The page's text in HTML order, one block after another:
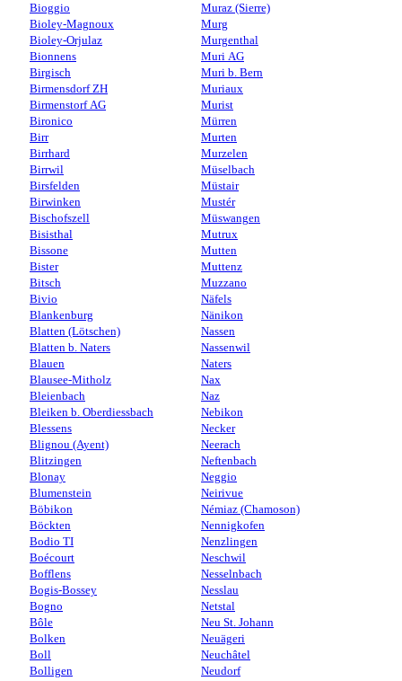
Bioggio
Bioley-Magnoux
Bioley-Orjulaz
Bionnens
Birgisch
Birmensdorf ZH
Birmenstorf AG
Bironico
Birr
Birrhard
Birrwil
Birsfelden
Birwinken
Bischofszell
Bisisthal
Bissone
Bister
Bitsch
Bivio
Blankenburg
Blatten (Lötschen)
Blatten b. Naters
Blauen
Blausee-Mitholz
Bleienbach
Bleiken b. Oberdiessbach
Blessens
Blignou (Ayent)
Blitzingen
Blonay
Blumenstein
Böbikon
Böckten
Bodio TI
Boécourt
Bofflens
Bogis-Bossey
Bogno
Bôle
Bolken
Boll
Bolligen
Muraz (Sierre)
Murg
Murgenthal
Muri AG
Muri b. Bern
Muriaux
Murist
Mürren
Murten
Murzelen
Müselbach
Müstair
Mustér
Müswangen
Mutrux
Mutten
Muttenz
Muzzano
Näfels
Nänikon
Nassen
Nassenwil
Naters
Nax
Naz
Nebikon
Necker
Neerach
Neftenbach
Neggio
Neirivue
Némiaz (Chamoson)
Nennigkofen
Nenzlingen
Neschwil
Nesselnbach
Nesslau
Netstal
Neu St. Johann
Neuägeri
Neuchâtel
Neudorf